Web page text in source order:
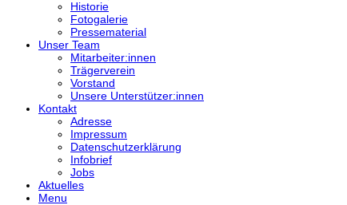
Historie
Fotogalerie
Pressematerial
Unser Team
Mitarbeiter:innen
Trägerverein
Vorstand
Unsere Unterstützer:innen
Kontakt
Adresse
Impressum
Datenschutzerklärung
Infobrief
Jobs
Aktuelles
Menu